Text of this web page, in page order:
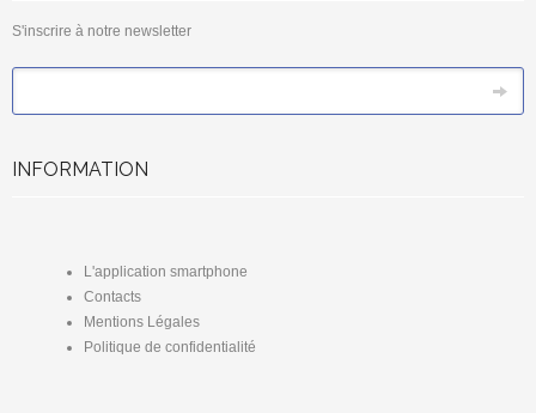
S'inscrire à notre newsletter
INFORMATION
L'application smartphone
Contacts
Mentions Légales
Politique de confidentialité